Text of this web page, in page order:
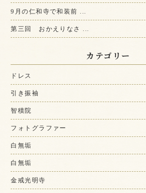
9月の仁和寺で和装前 ...
第三回 おかえりなさ ...
カテゴリー
ドレス
引き振袖
智積院
フォトグラファー
白無垢
白無垢
金戒光明寺